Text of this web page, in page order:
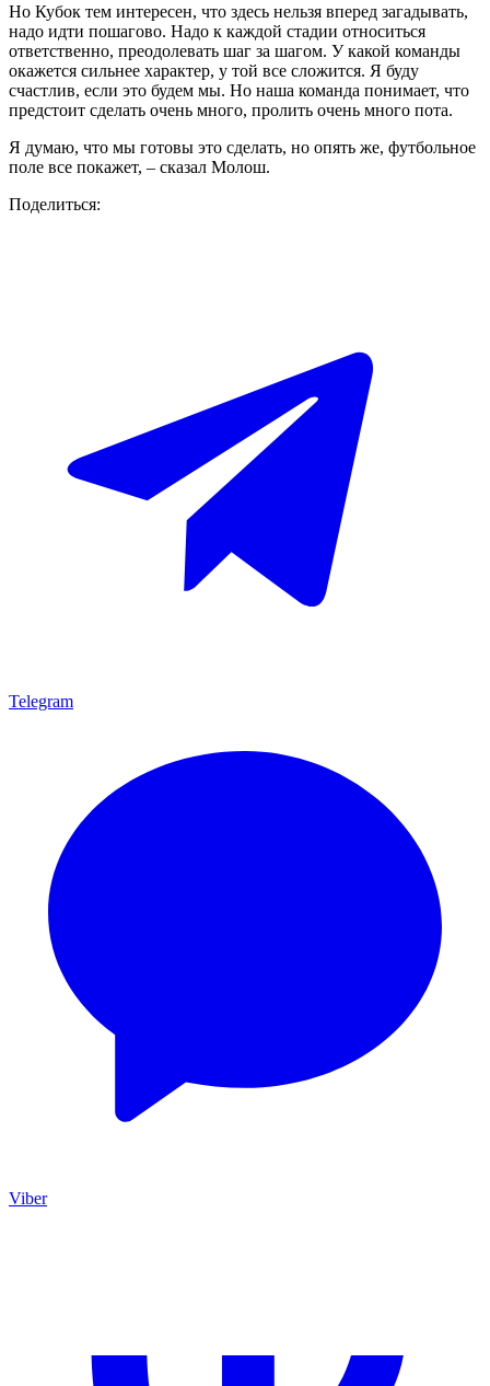
Но Кубок тем интересен, что здесь нельзя вперед загадывать,
надо идти пошагово. Надо к каждой стадии относиться
ответственно, преодолевать шаг за шагом. У какой команды
окажется сильнее характер, у той все сложится. Я буду
счастлив, если это будем мы. Но наша команда понимает, что
предстоит сделать очень много, пролить очень много пота.
Я думаю, что мы готовы это сделать, но опять же, футбольное
поле все покажет, – сказал Молош.
Поделиться:
Telegram
Viber